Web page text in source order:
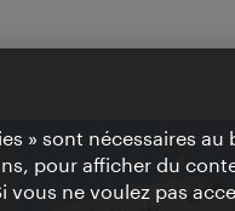
» sont nécessaires au
pour afficher du
ne voulez pas